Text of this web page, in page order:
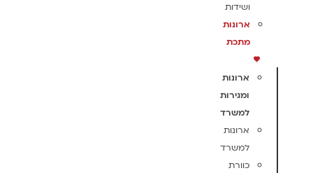
ושידות
ארונות
מתכת
ארונות
ומגירות
למשרד
ארונות
למשרד
כוורת